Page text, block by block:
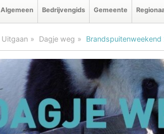
Algemeen Bedrijvengids Gemeente
Uitgaan Dagje weg